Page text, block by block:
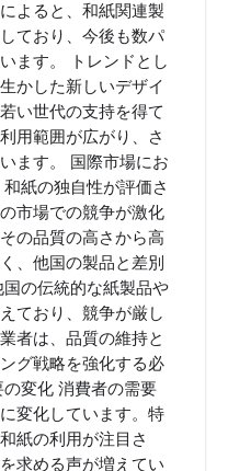
よると、和紙関連製
ており、今後も数パ
ます。 トレンドとし
かした新しいデザイ
い世代の支持を得て
用範囲が広がり、さ
ます。 国際市場にお
紙の独自性が評価さ
市場での競争が激化
の品質の高さから高
、他国の製品と差別
の伝統的な紙製品や
ており、競争が厳し
者は、品質の維持と
グ戦略を強化する必
変化 消費者の需要
変化しています。特
紙の利用が注目さ
求める声が増えてい